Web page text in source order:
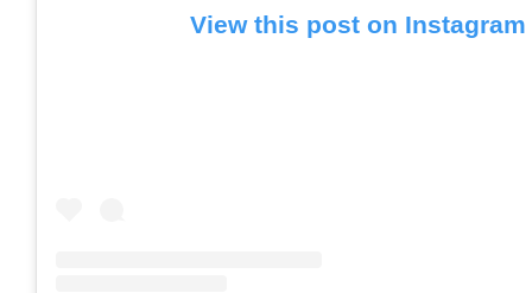
View this post on Instagram